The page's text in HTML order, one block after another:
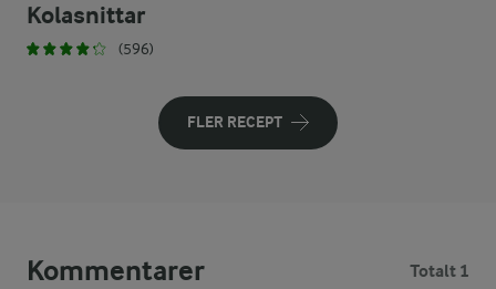
Kolasnittar
(596)
FLER RECEPT
Kommentarer Totalt 1